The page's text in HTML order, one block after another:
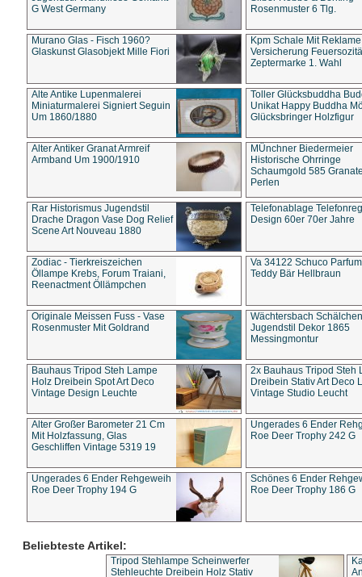
G West Germany
Rosenmuster 6 Tlg.
Murano Glas - Fisch 1960?
Glaskunst Glasobjekt Mille Fiori
Kpm Schale Mit Reklame
Versicherung
Zeptermarke 1. Wahl
Alte Antike Lupenmalerei
Miniaturmalerei Signiert Seguin
Um 1860/1880
Toller Glücksbuddha
Unikat Happy Buddha
Glücksbringer Holzfigur
Alter Antiker Granat Armreif
Armband Um 1900/1910
MÜnchner Biedermeier
Historische Ohrringe
Schaumgold 585
Perlen
Rar Historismus Jugendstil
Drache Dragon Vase Dog Relief
Scene Art Nouveau 1880
Telefonablage
Design 60er 70er Jahre
Zodiac - Tierkreiszeichen
Öllampe Krebs, Forum Traiani,
Reenactment Öllämpchen
Va 34122 Schuco
Teddy Bär Hellbraun
Originale Meissen Fuss - Vase
Rosenmuster Mit Goldrand
Wächtersbach Schälchen
Jugendstil Dekor 1865
Messingmontur
Bauhaus Tripod Steh Lampe
Holz Dreibein Spot Art Deco
Vintage Design Leuchte
2x Bauhaus Tripod Steh
Dreibein Stativ Art Deco
Vintage Studio Leucht
Alter Großer Barometer 21 Cm
Mit Holzfassung, Glas
Geschliffen Vintage 5319 19
Ungerades 6 Ender
Roe Deer Trophy 242 G
Ungerades 6 Ender Rehgeweih
Roe Deer Trophy 194 G
Schönes 6 Ender
Roe Deer Trophy 186 G
Beliebteste Artikel:
Tripod Stehlampe Scheinwerfer
Stehleuchte Dreibein Holz Stativ